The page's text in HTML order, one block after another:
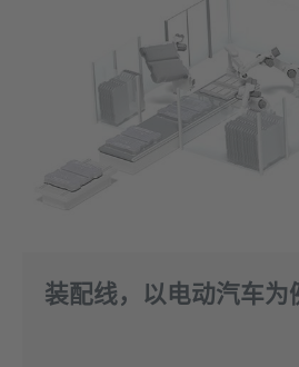
装配线，以电动汽车为